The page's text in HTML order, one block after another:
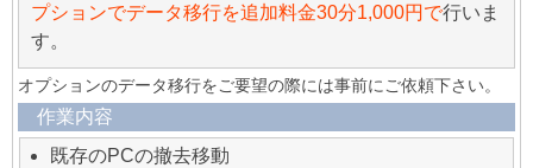
プションでデータ移行を追加料金30分1,000円で行いま
す。
オプションのデータ移行をご要望の際には事前にご依頼下さい。
作業内容
既存のPCの撤去移動